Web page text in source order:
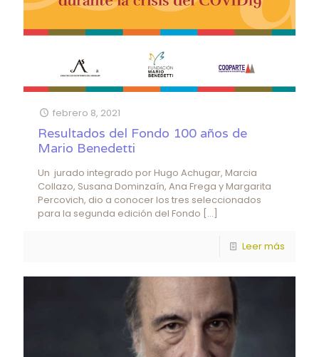
febrero 8, 2021
Resultados del Fondo 100 años de
Mario Benedetti
Un jurado integrado por Hugo Achugar, Marcia
Collazo, Susana Dominzaín, Ana Frega y Margarita
Percovich, dio a conocer los tres seleccionados
para la segunda edición del Fondo […]
Leer más